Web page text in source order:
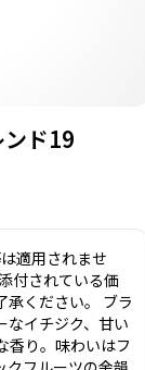
ド19
適用されませ
付されている価
承ください。 ブラ
なイチジク、甘い
香り。味わいはフ